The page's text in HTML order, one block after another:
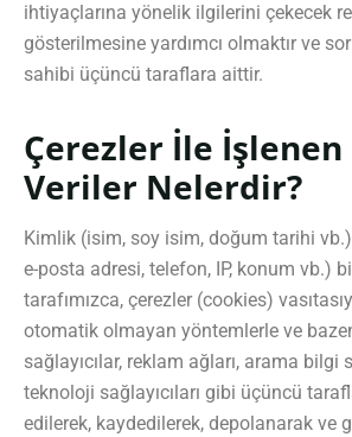
ihtiyaçlarına yönelik ilgilerini çekecek
gösterilmesine yardımcı olmaktır ve
sahibi üçüncü taraflara aittir.
Çerezler İle İşlenen
Veriler Nelerdir?
Kimlik (isim, soy isim, doğum tarihi
e-posta adresi, telefon, IP, konum vb.)
tarafımızca, çerezler (cookies)
otomatik olmayan yöntemlerle ve
sağlayıcılar, reklam ağları, arama bilgi
teknoloji sağlayıcıları gibi üçüncü
edilerek, kaydedilerek, depolanarak ve